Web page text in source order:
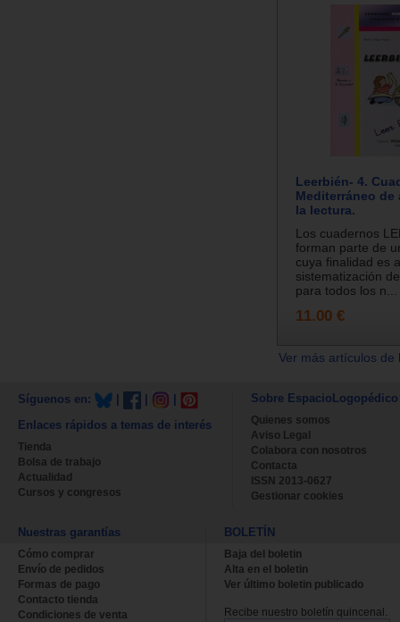
Leerbién- 4.
Mediterráneo de
la lectura.
Los cuadernos
forman parte de
cuya finalidad es
sistematización
para todos los n...
11.00 €
Ver más artículos
Síguenos en:
Enlaces rápidos a temas de interés
Tienda
Bolsa de trabajo
Actualidad
Cursos y congresos
Sobre EspacioLogopédico
Quienes somos
Aviso Legal
Colabora con nosotros
Contacta
ISSN 2013-0627
Gestionar cookies
Nuestras garantías
Cómo comprar
Envío de pedidos
Formas de pago
Contacto tienda
Condiciones de venta
BOLETÍN
Baja del boletin
Alta en el boletin
Ver último boletin publicado
Recibe nuestro boletín quincenal.